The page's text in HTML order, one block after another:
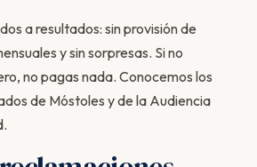
a resultados: sin provisión de
y sin sorpresas. Si no
no pagas nada. Conocemos los
de Móstoles y de la Audiencia